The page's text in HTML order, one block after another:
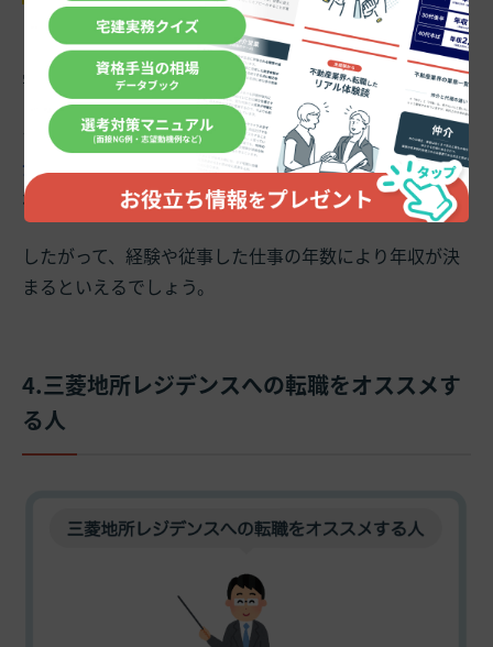
また、給与は経験・年次等により異なるとされており、
学歴で区別されているわけではありません。
ただ、推奨資格として「宅地建物取引士」「1級建築
士」「一級建築施工管理技士」などの国家資格が歓迎さ
れています。
したがって、経験や従事した仕事の年数により年収が決
まるといえるでしょう。
4.三菱地所レジデンスへの転職をオススメす
る人